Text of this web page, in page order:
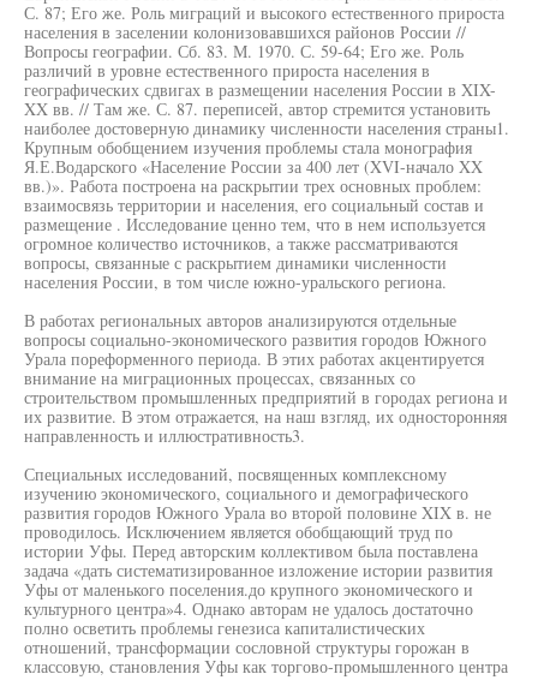
С. 87; Его же. Роль миграций и высокого естественного прироста
населения в заселении колонизовавшихся районов России //
Вопросы географии. Сб. 83. М. 1970. С. 59-64; Его же. Роль
различий в уровне естественного прироста населения в
географических сдвигах в размещении населения России в XIX-
XX вв. // Там же. С. 87. переписей, автор стремится установить
наиболее достоверную динамику численности населения страны1.
Крупным обобщением изучения проблемы стала монография
Я.Е.Водарского «Население России за 400 лет (XVI-начало XX
вв.)». Работа построена на раскрытии трех основных проблем:
взаимосвязь территории и населения, его социальный состав и
размещение . Исследование ценно тем, что в нем используется
огромное количество источников, а также рассматриваются
вопросы, связанные с раскрытием динамики численности
населения России, в том числе южно-уральского региона.
В работах региональных авторов анализируются отдельные
вопросы социально-экономического развития городов Южного
Урала пореформенного периода. В этих работах акцентируется
внимание на миграционных процессах, связанных со
строительством промышленных предприятий в городах региона и
их развитие. В этом отражается, на наш взгляд, их односторонняя
направленность и иллюстративность3.
Специальных исследований, посвященных комплексному
изучению экономического, социального и демографического
развития городов Южного Урала во второй половине XIX в. не
проводилось. Исключением является обобщающий труд по
истории Уфы. Перед авторским коллективом была поставлена
задача «дать систематизированное изложение истории развития
Уфы от маленького поселения.до крупного экономического и
культурного центра»4. Однако авторам не удалось достаточно
полно осветить проблемы генезиса капиталистических
отношений, трансформации сословной структуры горожан в
классовую, становления Уфы как торгово-промышленного центра